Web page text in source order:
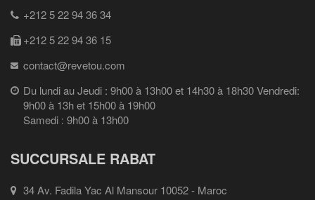
+212 5 22 94 36 34
+212 5 22 94 36 15
contact@revetou.com
Du lundi au Jeudi : 9h00 à 13h00 et 14h30 à 18h30 Vendredi:
9h00 à 13h et 15h00 à 19h00
Samedi : 9h00 à 13h00
SUCCURSALE RABAT
34 Av. Fadila Yac Al Mansour 10052 - Maroc